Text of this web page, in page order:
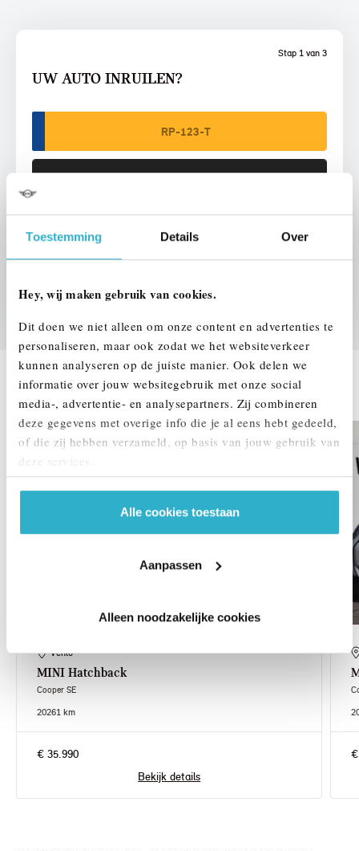
Toestemming Details Over
Hey, wij maken gebruik van cookies.
Dit doen we niet alleen om onze content en advertenties te
personaliseren, maar ook zodat we het websiteverkeer
kunnen analyseren op de juiste manier. Ook delen we
informatie over jouw websitegebruik met onze social
media-, advertentie- en analysepartners. Zij combineren
deze gegevens met overige info die je al eens hebt gedeeld,
of die zij hebben verzameld, op basis van jouw gebruik van
deze services.
Alle cookies toestaan
Aanpassen
Alleen noodzakelijke cookies
Stap 1 van 3
UW AUTO INRUILEN?
VOORSTEL AANVRAGEN
We verrekenen de waarde van uw auto
DEZE ZIJN VERGELIJKBAAR
Venlo
MINI Hatchback
Cooper SE
20261 km
€ 35.990
Bekijk details